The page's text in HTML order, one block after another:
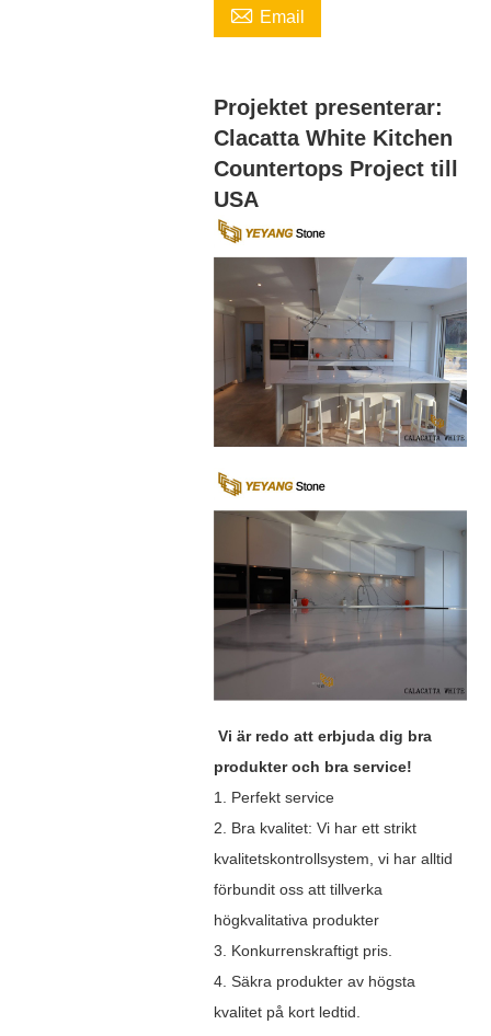
 Email
Projektet presenterar:
Clacatta White Kitchen
Countertops Project till
USA
Vi är redo att erbjuda dig bra
produkter och bra service!
1. Perfekt service
2. Bra kvalitet: Vi har ett strikt
kvalitetskontrollsystem, vi har alltid
förbundit oss att tillverka
högkvalitativa produkter
3. Konkurrenskraftigt pris.
4. Säkra produkter av högsta
kvalitet på kort ledtid.